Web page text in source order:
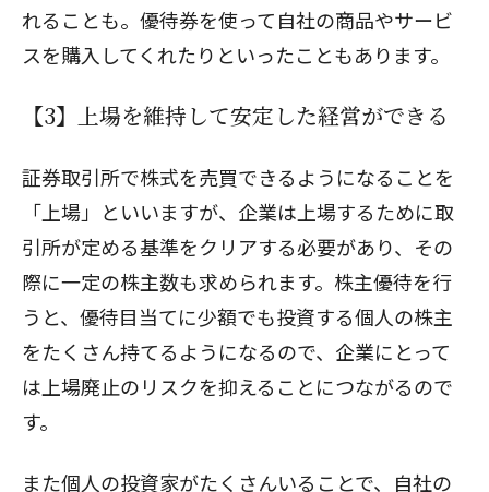
れることも。優待券を使って自社の商品やサービ
スを購入してくれたりといったこともあります。
【3】上場を維持して安定した経営ができる
証券取引所で株式を売買できるようになることを
「上場」といいますが、企業は上場するために取
引所が定める基準をクリアする必要があり、その
際に一定の株主数も求められます。株主優待を行
うと、優待目当てに少額でも投資する個人の株主
をたくさん持てるようになるので、企業にとって
は上場廃止のリスクを抑えることにつながるので
す。
また個人の投資家がたくさんいることで、自社の